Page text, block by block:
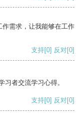
需求，让我能够在工作
支持[0] 反对[0]
者交流学习心得。
支持[0] 反对[0]